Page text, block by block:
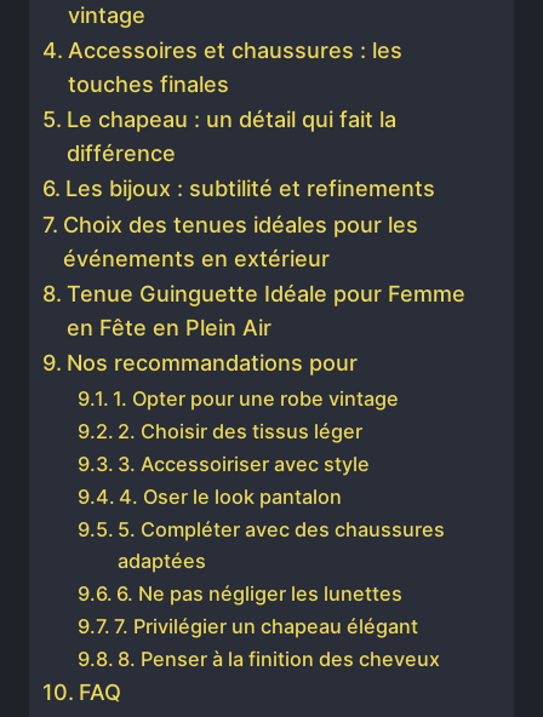
vintage
Accessoires et chaussures : les
touches finales
Le chapeau : un détail qui fait la
différence
Les bijoux : subtilité et refinements
Choix des tenues idéales pour les
événements en extérieur
Tenue Guinguette Idéale pour Femme
en Fête en Plein Air
Nos recommandations pour
1. Opter pour une robe vintage
2. Choisir des tissus léger
3. Accessoiriser avec style
4. Oser le look pantalon
5. Compléter avec des chaussures
adaptées
6. Ne pas négliger les lunettes
7. Privilégier un chapeau élégant
8. Penser à la finition des cheveux
FAQ